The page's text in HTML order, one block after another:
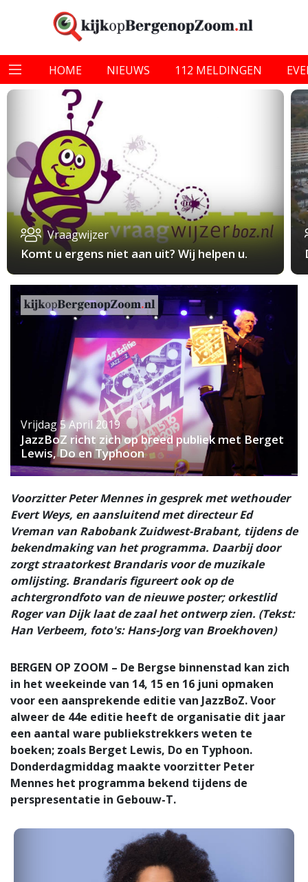
HOME NIEUWS 112 MELDINGEN
Vraagwijzer
Komt u ergens niet aan uit? Wij helpen u.
Vrijdag 5 April 2019
JazzBoZ richt zich op breed publiek met Berget
Lewis, Do en Typhoon
Voorzitter Peter Mennes in gesprek met wethouder
Evert Weys, en aansluitend met directeur Ed
Vreman van Rabobank Zuidwest-Brabant, tijdens de
bekendmaking van het programma. Daarbij door
zorgt straatorkest Brandaris voor de muzikale
omlijsting. Brandaris figureert ook op de
achtergrondfoto van de nieuwe poster; orkestlid
Roger van Dijk laat de zaal het ontwerp zien. (Tekst:
Han Verbeem, foto's: Hans-Jorg van Broekhoven)
BERGEN OP ZOOM – De Bergse binnenstad kan zich
in het weekeinde van 14, 15 en 16 juni opmaken
voor een aansprekende editie van JazzBoZ. Voor
alweer de 44e editie heeft de organisatie dit jaar
een aantal ware publiekstrekkers weten te
boeken; zoals Berget Lewis, Do en Typhoon.
Donderdagmiddag maakte voorzitter Peter
Mennes het programma bekend tijdens de
perspresentatie in Gebouw-T.